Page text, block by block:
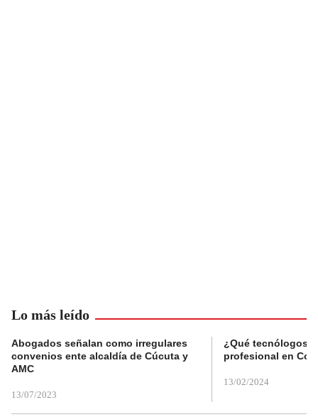
Lo más leído
Abogados señalan como irregulares
convenios ente alcaldía de Cúcuta y
AMC
13/07/2023
¿Qué tecnólogos
profesional en
13/02/2024